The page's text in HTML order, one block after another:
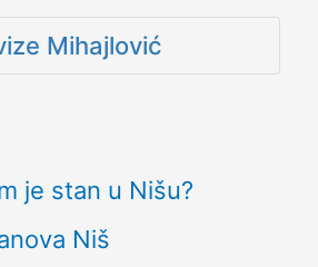
Mihajlović
je stan u Nišu?
Niš